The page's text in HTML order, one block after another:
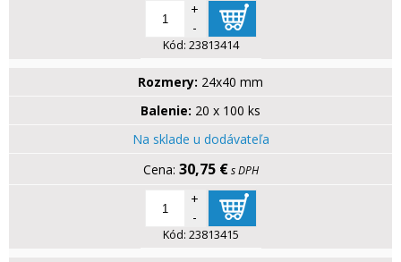
+
-
Kód: 23813414
Rozmery: 24x40 mm
Balenie: 20 x 100 ks
Na sklade u dodávateľa
30,75 € s DPH
+
-
Kód: 23813415